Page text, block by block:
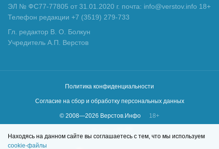
ЭЛ № ФС77-77805 от 31.01.2020 г. почта: info@verstov.info 18+
Телефон редакции +7 (3519) 279-733
Гл. редактор В. О. Болкун
Учредитель А.П. Верстов
Политика конфиденциальности
Согласие на сбор и обработку персональных данных
© 2008—2026 Верстов.Инфо
18+
Находясь на данном сайте вы соглашаетесь с тем, что мы используем
cookie-файлы